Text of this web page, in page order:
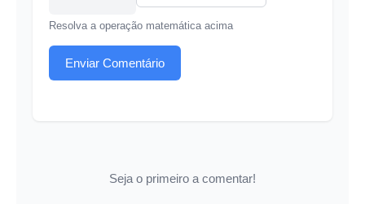
Resolva a operação matemática acima
Enviar Comentário
Seja o primeiro a comentar!